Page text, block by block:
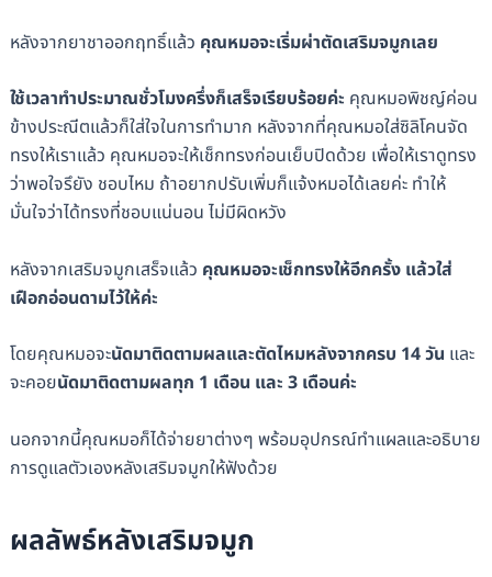
หลังจากยาชาออกฤทธิ์แล้ว คุณหมอจะเริ่มผ่าตัดเสริมจมูกเลย
ใช้เวลาทำประมาณชั่วโมงครึ่งก็เสร็จเรียบร้อยค่ะ คุณหมอพิชญ์ค่อน
ข้างประณีตแล้วก็ใส่ใจในการทำมาก หลังจากที่คุณหมอใส่ซิลิโคนจัด
ทรงให้เราแล้ว คุณหมอจะให้เช็กทรงก่อนเย็บปิดด้วย เพื่อให้เราดูทรง
ว่าพอใจรึยัง ชอบไหม ถ้าอยากปรับเพิ่มก็แจ้งหมอได้เลยค่ะ ทำให้
มั่นใจว่าได้ทรงที่ชอบแน่นอน ไม่มีผิดหวัง
หลังจากเสริมจมูกเสร็จแล้ว คุณหมอจะเช็กทรงให้อีกครั้ง แล้วใส่
เฝือกอ่อนดามไว้ให้ค่ะ
โดยคุณหมอจะนัดมาติดตามผลและตัดไหมหลังจากครบ 14 วัน และ
จะคอยนัดมาติดตามผลทุก 1 เดือน และ 3 เดือนค่ะ
นอกจากนี้คุณหมอก็ได้จ่ายยาต่างๆ พร้อมอุปกรณ์ทำแผลและอธิบาย
การดูแลตัวเองหลังเสริมจมูกให้ฟังด้วย
ผลลัพธ์หลังเสริมจมูก